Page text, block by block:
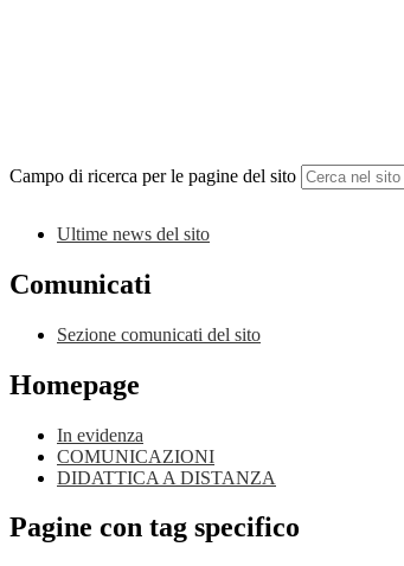
Campo di ricerca per le pagine del sito
Ultime news del sito
Comunicati
Sezione comunicati del sito
Homepage
In evidenza
COMUNICAZIONI
DIDATTICA A DISTANZA
Pagine con tag specifico